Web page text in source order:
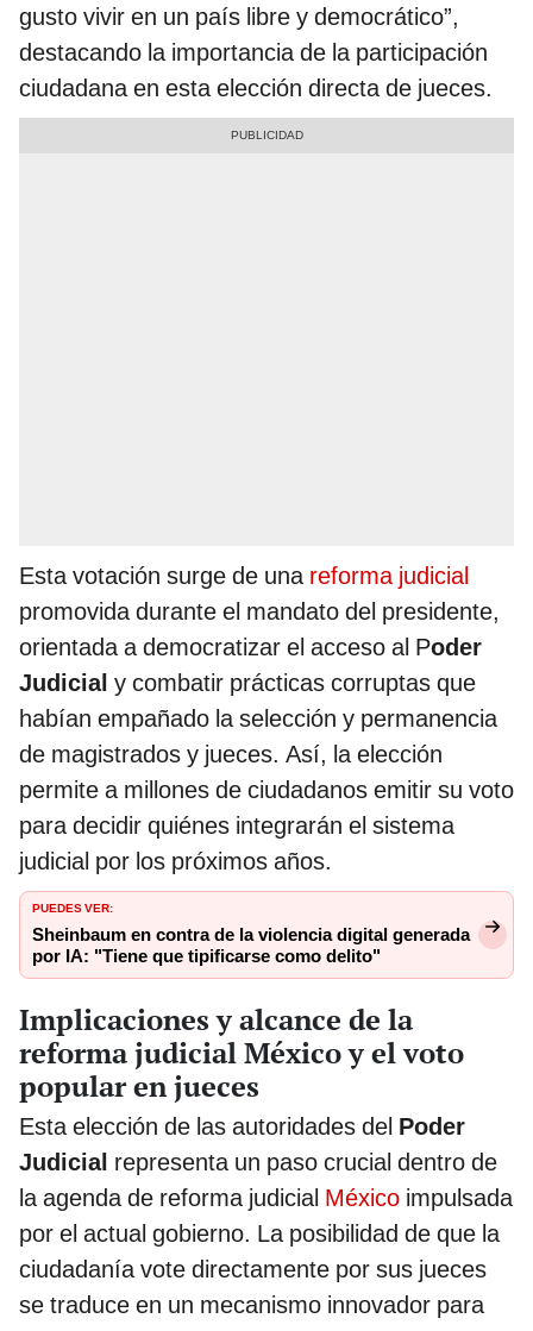
gusto vivir en un país libre y democrático”,
destacando la importancia de la participación
ciudadana en esta elección directa de jueces.
Esta votación surge de unareforma judicial
promovida durante el mandato del presidente,
orientada a democratizar el acceso al Poder
Judicial y combatir prácticas corruptas que
habían empañado la selección y permanencia
de magistrados y jueces. Así, la elección
permite a millones de ciudadanos emitir su voto
para decidir quiénes integrarán el sistema
judicial por los próximos años.
PUEDES VER:
Sheinbaum en contra de la violencia digital generada
por IA: "Tiene que tipificarse como delito"
Implicaciones y alcance de la
reforma judicial México y el voto
popular en jueces
Esta elección de las autoridades del Poder
Judicial representa un paso crucial dentro de
la agenda de reforma judicial México impulsada
por el actual gobierno. La posibilidad de que la
ciudadanía vote directamente por sus jueces
se traduce en un mecanismo innovador para